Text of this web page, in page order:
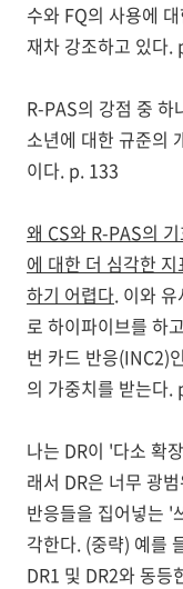
수와 FQ의 사용에
재차 강조하고 있다.
R-PAS의 강점 중 하
소년에 대한 규준의
이다. p. 133
왜 CS와 R-PAS의
에 대한 더 심각한
하기 어렵다. 이와
로 하이파이브를 하
번 카드 반응(INC2)
의 가중치를 받는다.
나는 DR이 '다소 확
래서 DR은 너무 광
반응들을 집어넣는 '
각한다. (중략) 예를
DR1 및 DR2와 동등